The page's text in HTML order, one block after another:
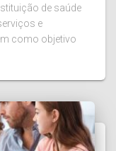
de saúde
e
como objetivo